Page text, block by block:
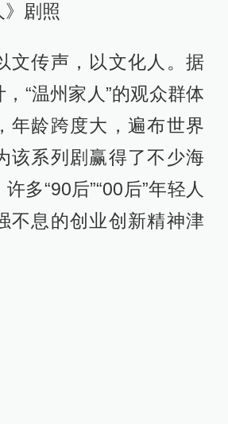
》剧照
文传声，以文化人。据
“温州家人”的观众群体
年龄跨度大，遍布世界
该系列剧赢得了不少海
多“90后”“00后”年轻人
不息的创业创新精神津